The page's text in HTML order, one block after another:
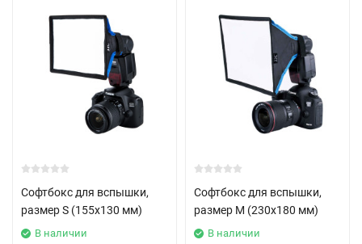
Софтбокс для вспышки,
размер S (155x130 мм)
В наличии
Софтбокс для вспышки,
размер M (230x180 мм)
В наличии